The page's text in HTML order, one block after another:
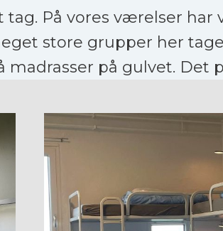
På vores værelser
store grupper her
på gulvet. Det